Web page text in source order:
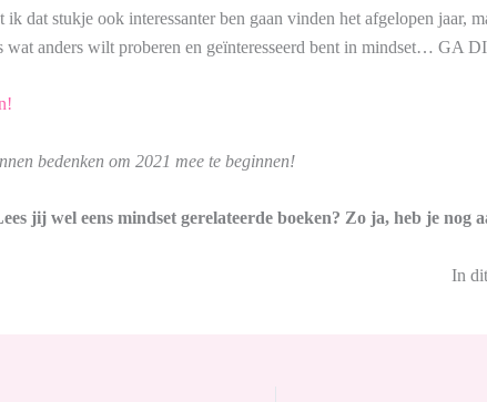
dat stukje ook interessanter ben gaan vinden het afgelopen jaar,
wat anders wilt proberen en geïnteresseerd bent in mindset… GA
bedenken om 2021 mee te beginnen!
jij wel eens mindset gerelateerde boeken? Zo ja, heb je nog
In